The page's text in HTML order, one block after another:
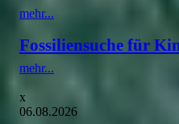
mehr...
Fossiliensuche für
mehr...
x
06.08.2026